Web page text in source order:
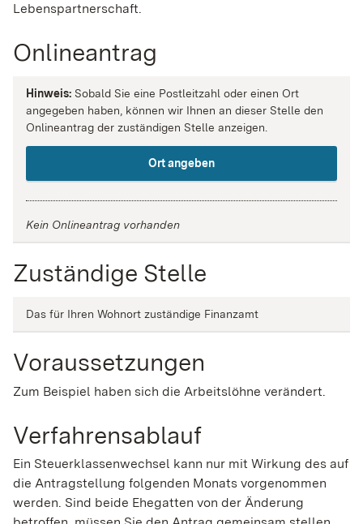
Lebenspartnerschaft.
Onlineantrag
Hinweis: Sobald Sie eine Postleitzahl oder einen Ort
angegeben haben, können wir Ihnen an dieser Stelle den
Onlineantrag der zuständigen Stelle anzeigen.
Ort angeben
Kein Onlineantrag vorhanden
Zuständige Stelle
Das für Ihren Wohnort zuständige Finanzamt
Voraussetzungen
Zum Beispiel haben sich die Arbeitslöhne verändert.
Verfahrensablauf
Ein Steuerklassenwechsel kann nur mit Wirkung des auf
die Antragstellung folgenden Monats vorgenommen
werden. Sind beide Ehegatten von der Änderung